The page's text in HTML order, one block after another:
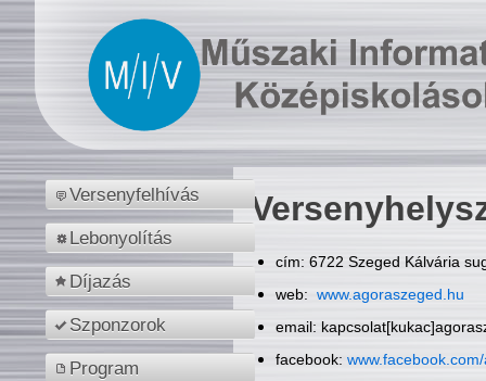
Versenyfelhívás
Lebonyolítás
Díjazás
Szponzorok
Program
cím: 6722 Szeged Kálvária
web: www.agoraszeged.hu
email:
facebook: